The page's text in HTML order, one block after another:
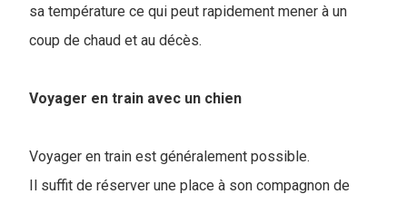
sa température ce qui peut rapidement mener à un
coup de chaud et au décès.
Voyager en train avec un chien
Voyager en train est généralement possible.
Il suffit de réserver une place à son compagnon de